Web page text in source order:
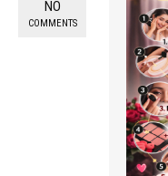
NO
COMMENTS